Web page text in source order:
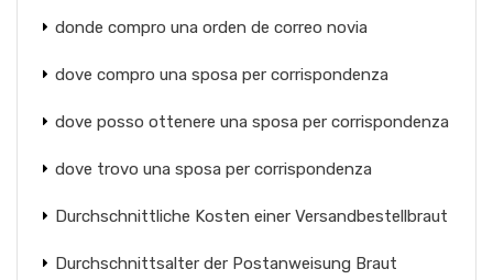
donde compro una orden de correo novia
dove compro una sposa per corrispondenza
dove posso ottenere una sposa per corrispondenza
dove trovo una sposa per corrispondenza
Durchschnittliche Kosten einer Versandbestellbraut
Durchschnittsalter der Postanweisung Braut